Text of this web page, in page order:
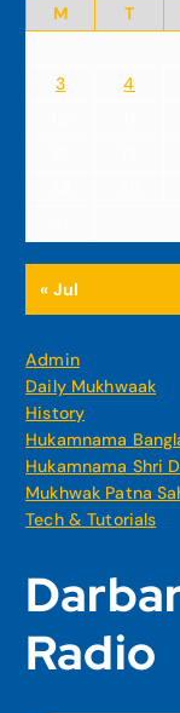
M
T
3
4
« Jul
Admin
Daily Mukhwaak
History
Hukamnama
Hukamnama Shri
Mukhwak Patna
Tech & Tutorials
Radio